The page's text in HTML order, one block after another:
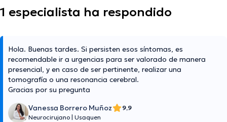
1 especialista ha respondido
Hola. Buenas tardes. Si persisten esos síntomas, es
recomendable ir a urgencias para ser valorado de manera
presencial, y en caso de ser pertinente, realizar una
tomografía o una resonancia cerebral.
Gracias por su pregunta
Vanessa Borrero Muñoz
9,9
Neurocirujano Usaquen